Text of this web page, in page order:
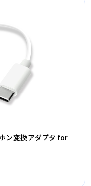
ン変換アダプタ for